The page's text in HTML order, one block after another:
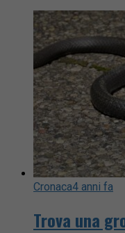
Cronaca4 anni fa
Trova una